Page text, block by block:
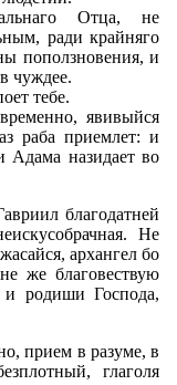
Отца, не
ради крайняго
поползновения, и
чуждее.
тебе.
явивыйся
раба приемлет: и
Адама назидает во
благодатней
Не
архангел бо
же благовествую
и родиши Господа,
прием в разуме, в
глаголя